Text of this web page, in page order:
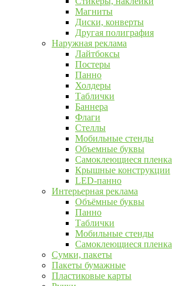
Магниты
Диски, конверты
Другая полиграфия
Наружная реклама
Лайтбоксы
Постеры
Панно
Холдеры
Таблички
Баннера
Флаги
Стеллы
Мобильные стенды
Объемные буквы
Самоклеющиеся пленка
Крышные конструкции
LED-панно
Интерьерная реклама
Объёмные буквы
Панно
Таблички
Мобильные стенды
Самоклеющиеся пленка
Сумки, пакеты
Пакеты бумажные
Пластиковые карты